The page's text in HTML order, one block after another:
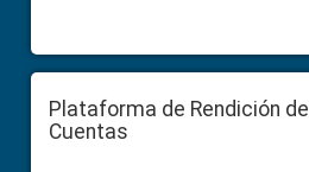
Plataforma de Rendición de
Cuentas